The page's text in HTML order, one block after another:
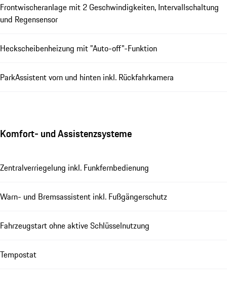
Frontwischeranlage mit 2 Geschwindigkeiten, Intervallschaltung
und Regensensor
Heckscheibenheizung mit "Auto-off"-Funktion
ParkAssistent vorn und hinten inkl. Rückfahrkamera
Komfort- und Assistenzsysteme
Zentralverriegelung inkl. Funkfernbedienung
Warn- und Bremsassistent inkl. Fußgängerschutz
Fahrzeugstart ohne aktive Schlüsselnutzung
Tempostat